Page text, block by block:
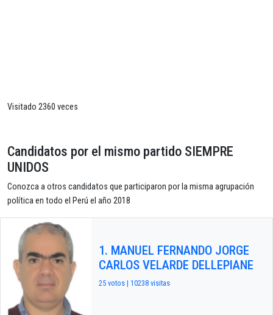
Visitado 2360 veces
Candidatos por el mismo partido SIEMPRE
UNIDOS
Conozca a otros candidatos que participaron por la misma agrupación
política en todo el Perú el año 2018
1. MANUEL FERNANDO JORGE
CARLOS VELARDE DELLEPIANE
25 votos | 10238 visitas